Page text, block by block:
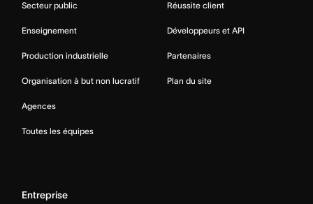
Secteur public
Enseignement
Production industrielle
Organisation à but non lucratif
Agences
Toutes les équipes
Réussite client
Développeurs et API
Partenaires
Plan du site
Entreprise